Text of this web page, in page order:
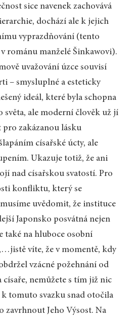
sice navenek zachovává
dochází ale k jejich
vyprazdňování (tento
románu manželé Šinkawovi).
uvažování úzce souvisí
– smysluplné a esteticky
ideál, které byla schopna
světa, ale moderní člověk už jí
pro zakázanou lásku
císařské úcty, ale
Ukazuje totiž, že ani
nad císařskou svatostí. Pro
konfliktu, který se
uvědomit, že instituce
Japonsko posvátná nejen
také na hluboce osobní
víte, že v momentě, kdy
vzácné požehnání od
císaře, nemůžete s tím již nic
k tomuto svazku snad otočila
zavrhnout Jeho Výsost. Na